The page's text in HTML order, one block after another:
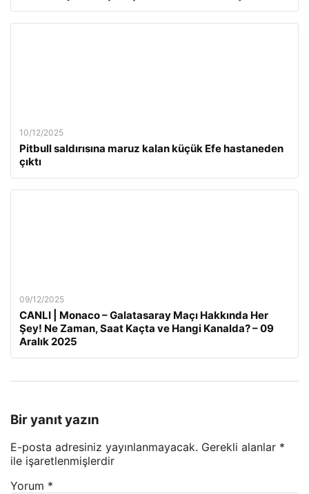
10/12/2025
Pitbull saldırısına maruz kalan küçük Efe hastaneden
çıktı
09/12/2025
CANLI | Monaco – Galatasaray Maçı Hakkında Her
Şey! Ne Zaman, Saat Kaçta ve Hangi Kanalda? – 09
Aralık 2025
Bir yanıt yazın
E-posta adresiniz yayınlanmayacak. Gerekli alanlar *
ile işaretlenmişlerdir
Yorum *